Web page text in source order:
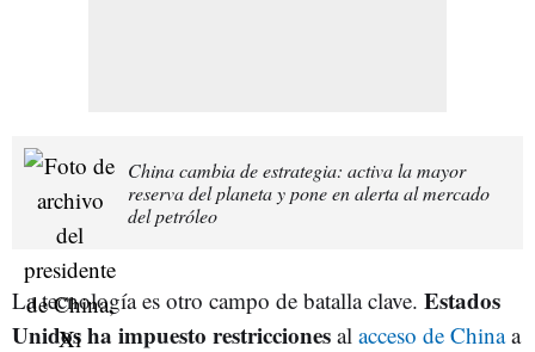
China cambia de estrategia: activa la mayor
reserva del planeta y pone en alerta al mercado
del petróleo
La tecnología es otro campo de batalla clave. Estados
Unidos ha impuesto restricciones al acceso de Chinaa